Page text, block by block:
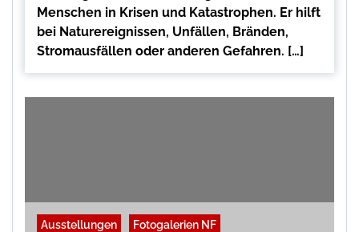
Menschen in Krisen und Katastrophen. Er hilft
bei Naturereignissen, Unfällen, Bränden,
Stromausfällen oder anderen Gefahren. […]
Ausstellungen
Fotogalerien NF